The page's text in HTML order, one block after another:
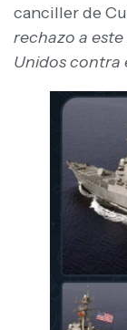
canciller de
rechazo a
Unidos contra